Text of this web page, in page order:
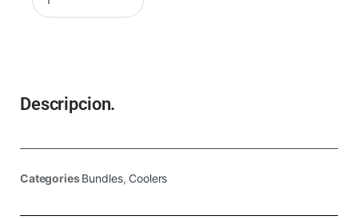
Descripcion.
CategoriesBundles, Coolers